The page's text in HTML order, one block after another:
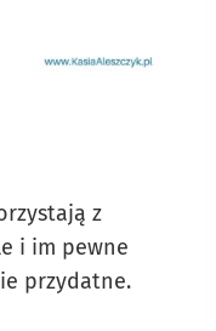
z
i im pewne
przydatne.